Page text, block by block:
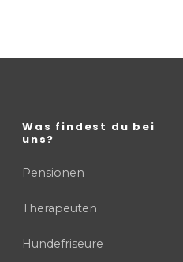
Was findest du bei
uns?
Pensionen
Therapeuten
Hundefriseure